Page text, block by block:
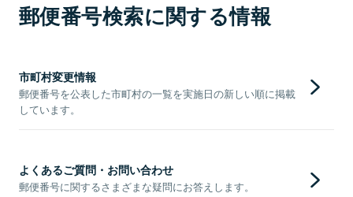
郵便番号検索に関する情報
市町村変更情報
郵便番号を公表した市町村の一覧を実施日の新しい順に掲載
しています。
よくあるご質問・お問い合わせ
郵便番号に関するさまざまな疑問にお答えします。